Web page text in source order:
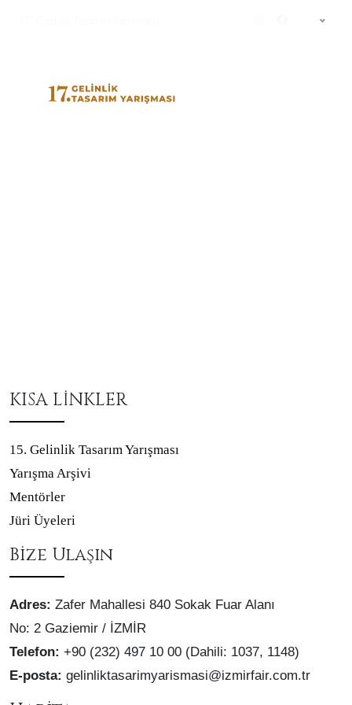
KISA LİNKLER
15. Gelinlik Tasarım Yarışması
Yarışma Arşivi
Mentörler
Jüri Üyeleri
Bize Ulaşın
Adres: Zafer Mahallesi 840 Sokak Fuar Alanı
No: 2 Gaziemir / İZMİR
Telefon: +90 (232) 497 10 00 (Dahili: 1037, 1148)
E-posta: gelinliktasarimyarismasi@izmirfair.com.tr